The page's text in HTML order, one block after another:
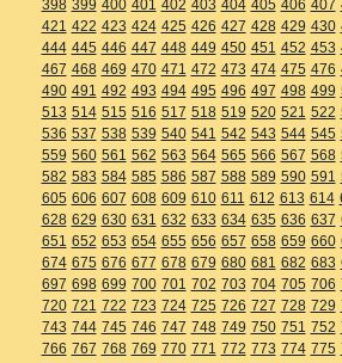
398 399 400 401 402 403 404 405 406 407
421 422 423 424 425 426 427 428 429 430
444 445 446 447 448 449 450 451 452 453
467 468 469 470 471 472 473 474 475 476
490 491 492 493 494 495 496 497 498 499
513 514 515 516 517 518 519 520 521 522
536 537 538 539 540 541 542 543 544 545
559 560 561 562 563 564 565 566 567 568
582 583 584 585 586 587 588 589 590 591
605 606 607 608 609 610 611 612 613 614
628 629 630 631 632 633 634 635 636 637
651 652 653 654 655 656 657 658 659 660
674 675 676 677 678 679 680 681 682 683
697 698 699 700 701 702 703 704 705 706
720 721 722 723 724 725 726 727 728 729
743 744 745 746 747 748 749 750 751 752
766 767 768 769 770 771 772 773 774 775